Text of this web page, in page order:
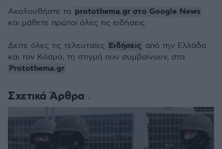
Σχετικά Άρθρα
Ακολουθήστε το protothema.gr στο Google News
και μάθετε πρώτοι όλες τις ειδήσεις
Δείτε όλες τις τελευταίες Ειδήσεις από την Ελλάδα
και τον Κόσμο, τη στιγμή που συμβαίνουν, στο
Protothema.gr